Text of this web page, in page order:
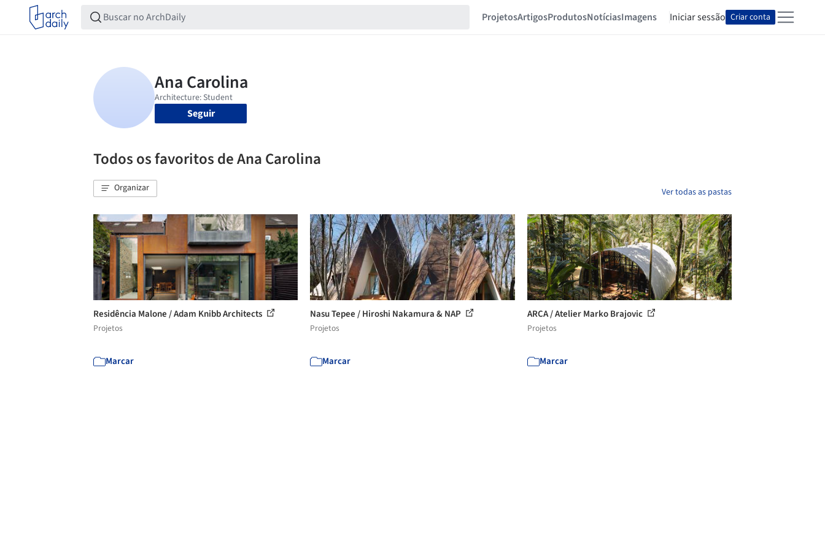
ProjetosArtigosProdutosNotíciasImagens Iniciar sessão Criar conta
Seguir
Todos os favoritos de Ana Carolina
Organizar Ver todas as pastas
Residência Malone / Adam Knibb Architects
Projetos
Marcar
Nasu Tepee / Hiroshi Nakamura & NAP
Projetos
Marcar
ARCA / Atelier Marko Brajovic
Projetos
Marcar